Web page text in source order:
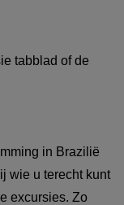
tabblad of de
in Brazilië
wie u terecht kunt
excursies. Zo